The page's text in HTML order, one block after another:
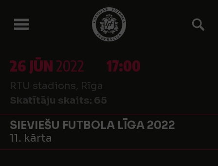
26 JŪN2022 17:00
RTU stadions, Rīga
Skatītāju skaits: 65
SIEVIEŠU FUTBOLA LĪGA 2022
11. kārta